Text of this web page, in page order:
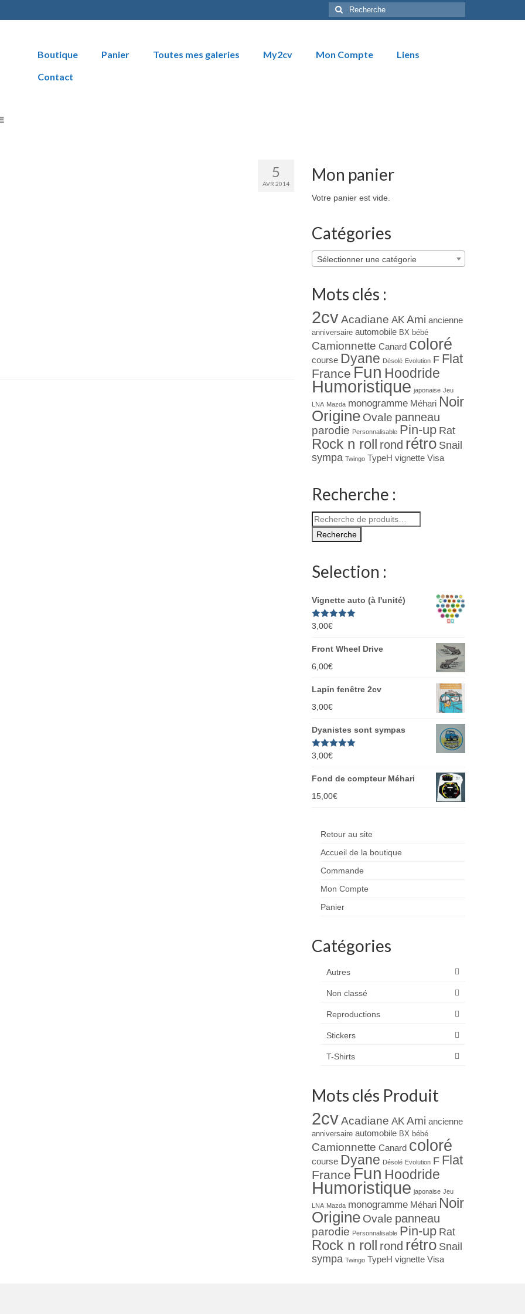
Rechercher
:
Boutique Panier Toutes mes galeries My2cv Mon Compte
Liens
Contact
5
AVR 2014 Mon panier
Votre panier est vide.
Catégories
Sélectionner une catégorie
Mots clés :
2cv Acadiane AK Ami ancienne
anniversaire automobile BX bébé
Camionnette Canard coloré
course Dyane Désolé Evolution F Flat
France Fun Hoodride
Humoristique japonaise Jeu
LNA Mazda monogramme Méhari Noir
Origine Ovale panneau
parodie Personnalisable Pin-up Rat
Rock n roll rond rétro Snail
sympa Twingo TypeH vignette Visa
Recherche :
Recherche
pour :
Recherche
Selection :
Vignette auto (à l'unité)
Note5.00
3,00€
Front Wheel Drive
6,00€
Lapin fenêtre 2cv
3,00€
Dyanistes sont sympas
Note5.00
3,00€
Fond de compteur Méhari
15,00€
Retour au site
Accueil de la boutique
Commande
Mon Compte
Panier
Catégories
Autres
Non classé
Reproductions
Stickers
T-Shirts
Mots clés Produit
2cv Acadiane AK Ami ancienne
anniversaire automobile BX bébé
Camionnette Canard coloré
course Dyane Désolé Evolution F Flat
France Fun Hoodride
Humoristique japonaise Jeu
LNA Mazda monogramme Méhari Noir
Origine Ovale panneau
parodie Personnalisable Pin-up Rat
Rock n roll rond rétro Snail
sympa Twingo TypeH vignette Visa